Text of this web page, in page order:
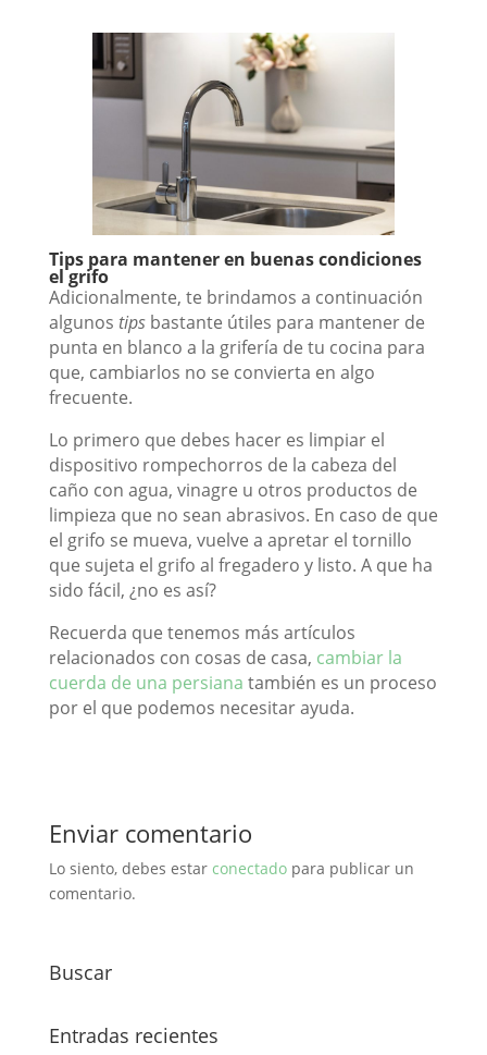
Tips para mantener en buenas condiciones
el grifo
Adicionalmente, te brindamos a continuación
algunos tipsbastante útiles para mantener de
punta en blanco a la grifería de tu cocina para
que, cambiarlos no se convierta en algo
frecuente.
Lo primero que debes hacer es limpiar el
dispositivo rompechorros de la cabeza del
caño con agua, vinagre u otros productos de
limpieza que no sean abrasivos. En caso de que
el grifo se mueva, vuelve a apretar el tornillo
que sujeta el grifo al fregadero y listo. A que ha
sido fácil, ¿no es así?
Recuerda que tenemos más artículos
relacionados con cosas de casa, cambiar la
cuerda de una persiana también es un proceso
por el que podemos necesitar ayuda.
Enviar comentario
Lo siento, debes estar conectadopara publicar un
comentario.
Buscar
Entradas recientes